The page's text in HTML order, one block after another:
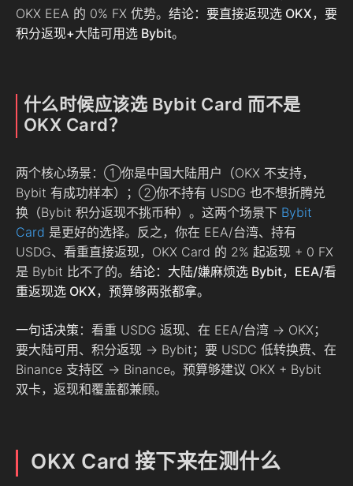
OKX EEA 的 0% FX 优势。 结论：要直接返现选 OKX，要
积分返现+大陆可用选 Bybit。
什么时候应该选 Bybit Card 而不是
OKX Card？
两个核心场景：①你是中国大陆用户（OKX 不支持，
Bybit 有成功样本）；②你不持有 USDG 也不想折腾兑
换（Bybit 积分返现不挑币种）。这两个场景下 Bybit
Card 是更好的选择。反之，你在 EEA/台湾、持有
USDG、看重直接返现，OKX Card 的 2% 起返现 + 0 FX
是 Bybit 比不了的。 结论：大陆/嫌麻烦选 Bybit，EEA/看
重返现选 OKX，预算够两张都拿。
一句话决策 ：看重 USDG 返现、在 EEA/台湾 → OKX；
要大陆可用、积分返现 → Bybit；要 USDC 低转换费、在
Binance 支持区 → Binance。预算够建议 OKX + Bybit
双卡，返现和覆盖都兼顾。
OKX Card 接下来在测什么